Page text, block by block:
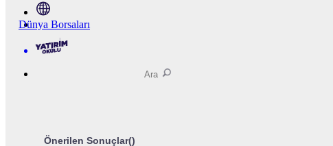
Dünya Borsaları
Önerilen Sonuçlar()